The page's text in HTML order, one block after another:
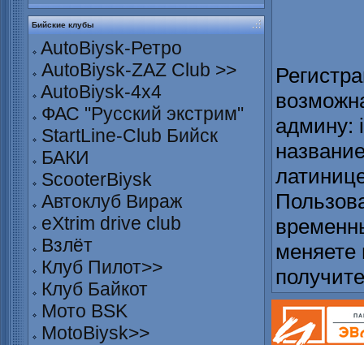
Бийские клубы
AutoBiysk-Ретро
AutoBiysk-ZAZ Club >>
AutoBiysk-4x4
ФАС "Русский экстрим"
StartLine-Club Бийск
БАКИ
ScooterBiysk
Автоклуб Вираж
eXtrim drive club
Взлёт
Клуб Пилот>>
Клуб Байкот
Мото BSK
MotoBiysk>>
админу:
меняете